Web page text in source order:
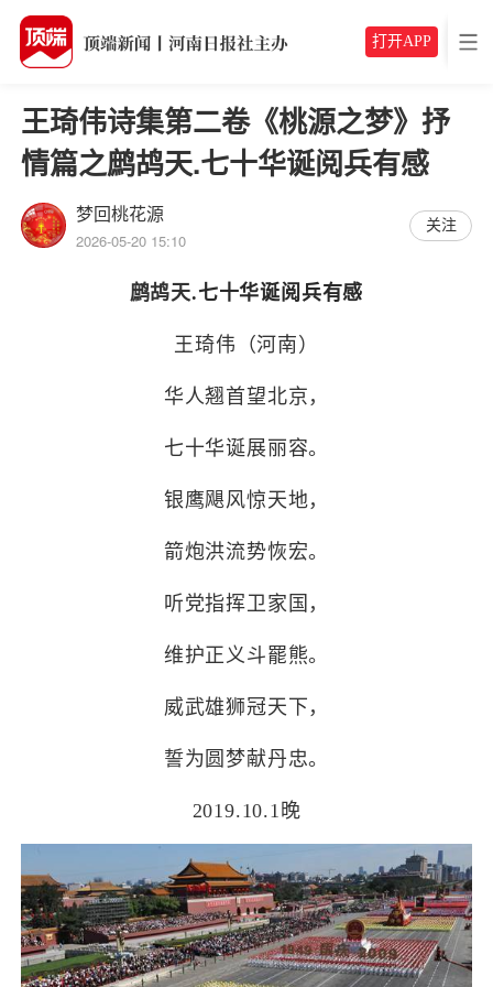
打开APP
王琦伟诗集第二卷《桃源之梦》抒
情篇之鹧鸪天.七十华诞阅兵有感
梦回桃花源
2026-05-20 15:10
关注
鹧鸪天.七十华诞阅兵有感
王琦伟（河南）
华人翘首望北京，
七十华诞展丽容。
银鹰飓风惊天地，
箭炮洪流势恢宏。
听党指挥卫家国，
维护正义斗罷熊。
威武雄狮冠天下，
誓为圆梦献丹忠。
2019.10.1晚